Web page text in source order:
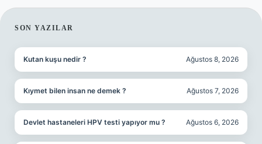
SIDEBAR
SON YAZILAR
Kutan kuşu nedir ? Ağustos 8, 2026
Kıymet bilen insan ne demek ? Ağustos 7, 2026
Devlet hastaneleri HPV testi yapıyor mu ? Ağustos 6, 2026